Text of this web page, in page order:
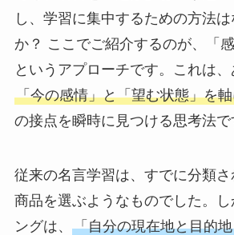
し、学習に集中するための方法
か？ ここでご紹介するのが、「
というアプローチです。これは
「今の感情」と「望む状態」を
の接点を瞬時に見つける思考法で
従来の名言学習は、すでに分類
商品を選ぶようなものでした。
ングは、 「自分の現在地と目的